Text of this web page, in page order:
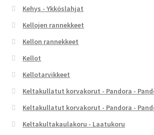
Kehys - Ykköslahjat
Kellojen rannekkeet
Kellon rannekkeet
Kellot
Kellotarvikkeet
Keltakullatut korvakorut - Pandora -
Keltakullatut korvakorut - Pandora -
Keltakultakaulakoru - Laatukoru